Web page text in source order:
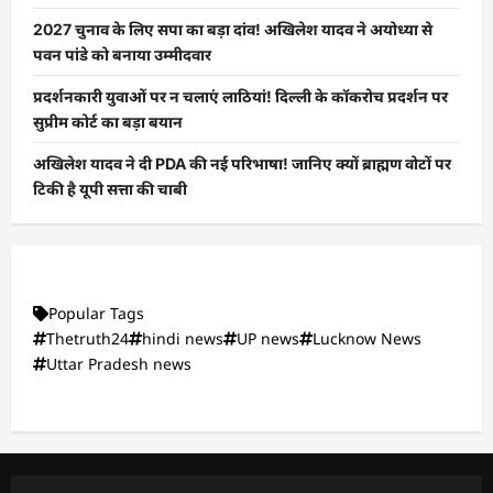
2027 चुनाव के लिए सपा का बड़ा दांव! अखिलेश यादव ने अयोध्या से
पवन पांडे को बनाया उम्मीदवार
प्रदर्शनकारी युवाओं पर न चलाएं लाठियां! दिल्ली के कॉकरोच प्रदर्शन पर
सुप्रीम कोर्ट का बड़ा बयान
अखिलेश यादव ने दी PDA की नई परिभाषा! जानिए क्यों ब्राह्मण वोटों पर
टिकी है यूपी सत्ता की चाबी
Popular Tags
Thetruth24
hindi news UP news
Lucknow News
Uttar Pradesh news